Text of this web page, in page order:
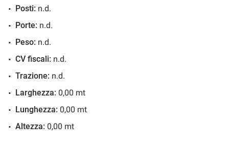
48 Mesi
844€/mese
48 Mesi
Posti: n.d.
Porte: n.d.
Peso: n.d.
CV fiscali: n.d.
Trazione: n.d.
Larghezza: 0,00 mt
Lunghezza: 0,00 mt
Altezza: 0,00 mt